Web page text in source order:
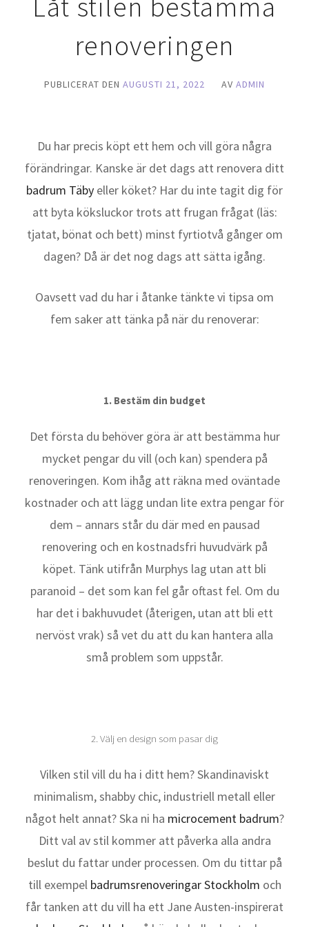
Låt stilen bestämma
renoveringen
PUBLICERAT DEN AUGUSTI 21, 2022 AV ADMIN
Du har precis köpt ett hem och vill göra några
förändringar. Kanske är det dags att renovera ditt
badrum Täby eller köket? Har du inte tagit dig för
att byta köksluckor trots att frugan frågat (läs:
tjatat, bönat och bett) minst fyrtiotvå gånger om
dagen? Då är det nog dags att sätta igång.
Oavsett vad du har i åtanke tänkte vi tipsa om
fem saker att tänka på när du renoverar:
1. Bestäm din budget
Det första du behöver göra är att bestämma hur
mycket pengar du vill (och kan) spendera på
renoveringen. Kom ihåg att räkna med oväntade
kostnader och att lägg undan lite extra pengar för
dem – annars står du där med en pausad
renovering och en kostnadsfri huvudvärk på
köpet. Tänk utifrån Murphys lag utan att bli
paranoid – det som kan fel går oftast fel. Om du
har det i bakhuvudet (återigen, utan att bli ett
nervöst vrak) så vet du att du kan hantera alla
små problem som uppstår.
2. Välj en design som pasar dig
Vilken stil vill du ha i ditt hem? Skandinaviskt
minimalism, shabby chic, industriell metall eller
något helt annat? Ska ni ha microcement badrum?
Ditt val av stil kommer att påverka alla andra
beslut du fattar under processen. Om du tittar på
till exempel badrumsrenoveringar Stockholm och
får tanken att du vill ha ett Jane Austen-inspirerat